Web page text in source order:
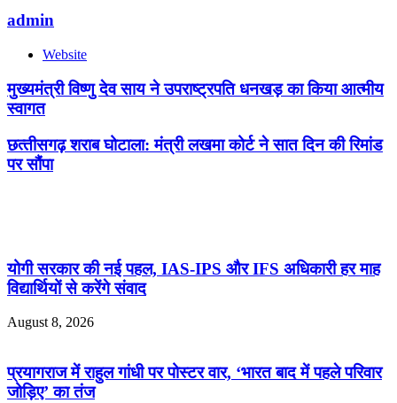
admin
Website
मुख्यमंत्री विष्णु देव साय ने उपराष्ट्रपति धनखड़ का किया आत्मीय
स्वागत
छत्‍तीसगढ़ शराब घोटाला: मंत्री लखमा कोर्ट ने सात दिन की रिमांड
पर सौंपा
योगी सरकार की नई पहल, IAS-IPS और IFS अधिकारी हर माह
विद्यार्थियों से करेंगे संवाद
August 8, 2026
प्रयागराज में राहुल गांधी पर पोस्टर वार, ‘भारत बाद में पहले परिवार
जोड़िए’ का तंज